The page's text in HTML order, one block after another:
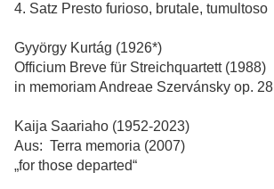
4. Satz Presto furioso, brutale, tumultoso
Gyyörgy Kurtág (1926*)
Officium Breve für Streichquartett (1988)
in memoriam Andreae Szervánsky op. 28
Kaija Saariaho (1952-2023)
Aus: Terra memoria (2007)
„for those departed“